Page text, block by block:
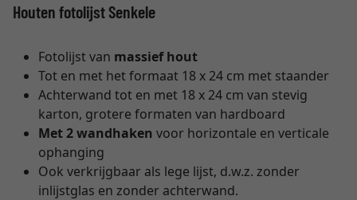
Houten fotolijst Senkele
Fotolijst van massief hout
Tot en met het formaat 18 x 24 cm met staander
Achterwand tot en met 18 x 24 cm van stevig
karton, grotere formaten van hardboard
Met 2 wandhaken voor horizontale en verticale
ophanging
Ook verkrijgbaar als lege lijst, d.w.z. zonder
inlijstglas en zonder achterwand.